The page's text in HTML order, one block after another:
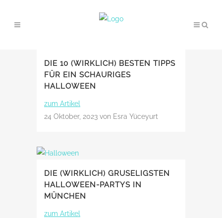
DIE 10 (WIRKLICH) BESTEN TIPPS
FÜR EIN SCHAURIGES
HALLOWEEN
zum Artikel
24 Oktober, 2023 von Esra Yüceyurt
DIE (WIRKLICH) GRUSELIGSTEN
HALLOWEEN-PARTYS IN
MÜNCHEN
zum Artikel